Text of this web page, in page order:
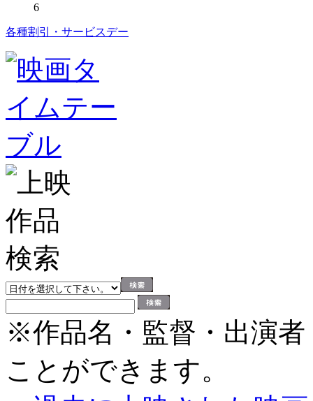
6
各種割引・サービスデー
※作品名・監督・出演
ことができます。